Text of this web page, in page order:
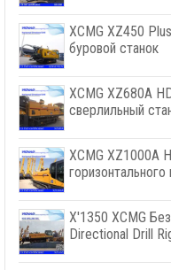
XCMG XZ450
буровой станок
XCMG XZ680A
сверлильный
XCMG XZ1000A
X'1350 XCMG
Directional Drill